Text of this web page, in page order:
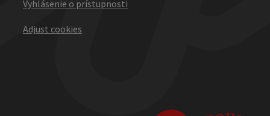
Vyhlásenie o prístupnosti
Adjust cookies